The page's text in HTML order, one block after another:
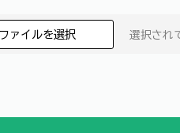
ファイルを選択 選択され